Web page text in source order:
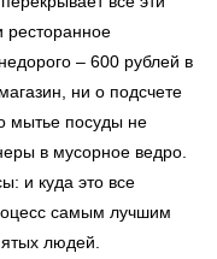
– 600 рублей в
ни о подсчете
мытье посуды не
в мусорное ведро.
и куда это все
самым лучшим
людей.